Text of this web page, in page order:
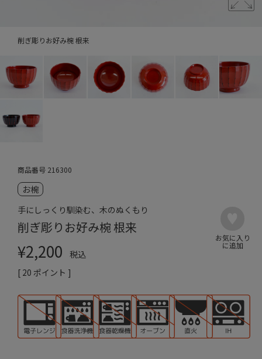
削ぎ彫りお好み椀 根来
商品番号 216300
お椀
手にしっくり馴染む、木のぬくもり
削ぎ彫りお好み椀 根来
¥2,200
税込
[ 20 ポイント ]